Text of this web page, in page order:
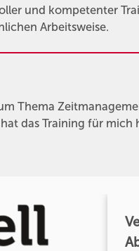
und kompetenter
Arbeitsweise.
Thema
das Training für